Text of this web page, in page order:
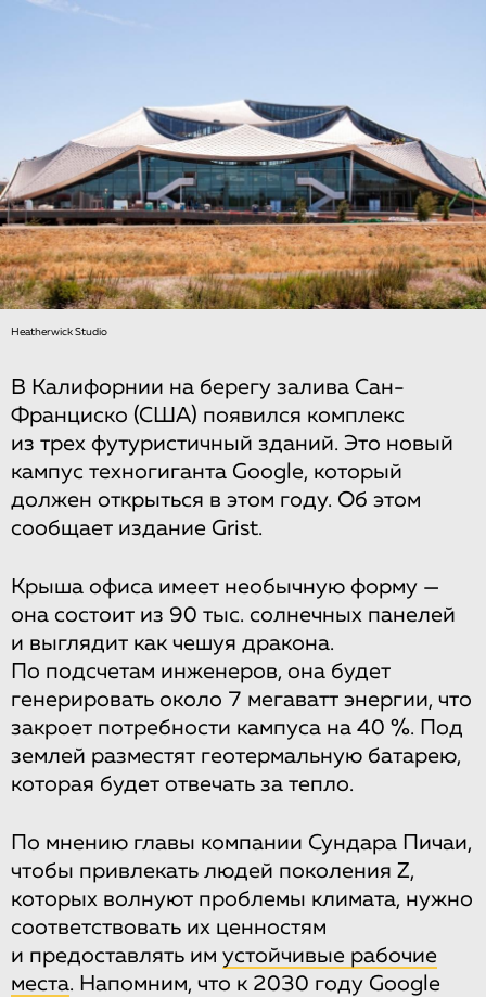
Heatherwick Studio
В Калифорнии на берегу залива Сан-
Франциско (США) появился комплекс
из трех футуристичный зданий. Это новый
кампус техногиганта Google, который
должен открыться в этом году. Об этом
сообщает издание Grist.
Крыша офиса имеет необычную форму —
она состоит из 90 тыс. солнечных панелей
и выглядит как чешуя дракона.
По подсчетам инженеров, она будет
генерировать около 7 мегаватт энергии, что
закроет потребности кампуса на 40 %. Под
землей разместят геотермальную батарею,
которая будет отвечать за тепло.
По мнению главы компании Сундара Пичаи,
чтобы привлекать людей поколения Z,
которых волнуют проблемы климата, нужно
соответствовать их ценностям
и предоставлять им устойчивые рабочие
места. Напомним, что к 2030 году Google